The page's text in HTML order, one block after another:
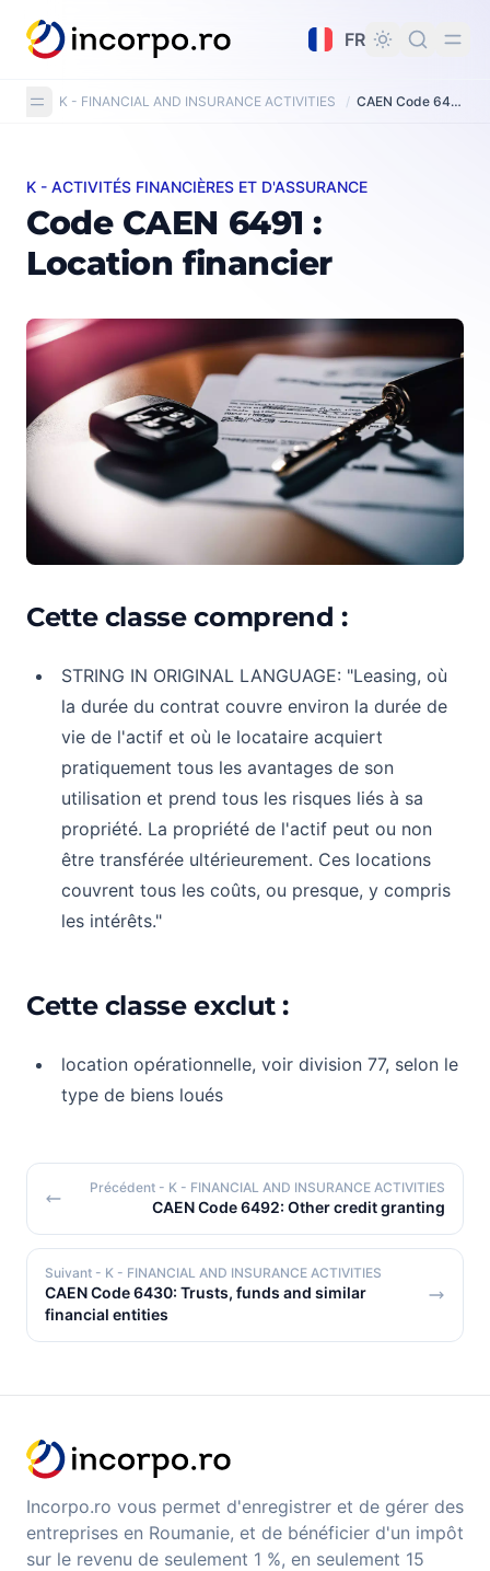
principal
FR
K - FINANCIAL AND INSURANCE ACTIVITIES / CAEN Code 6491: Financial leasing
Code CAEN 6491 : Location financier
K - ACTIVITÉS FINANCIÈRES ET D'ASSURANCE
Code CAEN 6491 :
Location financier
Cette classe comprend :
STRING IN ORIGINAL LANGUAGE: "Leasing, où
la durée du contrat couvre environ la durée de
vie de l'actif et où le locataire acquiert
pratiquement tous les avantages de son
utilisation et prend tous les risques liés à sa
propriété. La propriété de l'actif peut ou non
être transférée ultérieurement. Ces locations
couvrent tous les coûts, ou presque, y compris
les intérêts."
Cette classe exclut :
location opérationnelle, voir division 77, selon le
type de biens loués
Précédent - K - FINANCIAL AND INSURANCE ACTIVITIES
CAEN Code 6492: Other credit granting
Suivant - K - FINANCIAL AND INSURANCE ACTIVITIES
CAEN Code 6430: Trusts, funds and similar
financial entities
Incorpo.ro vous permet d'enregistrer et de gérer des
entreprises en Roumanie, et de bénéficier d'un impôt
sur le revenu de seulement 1 %, en seulement 15